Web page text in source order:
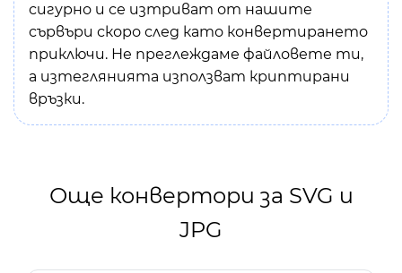
сигурно и се изтриват от нашите
сървъри скоро след като конвертирането
приключи. Не преглеждаме файловете ти,
а изтеглянията използват криптирани
връзки.
Още конвертори за SVG и
JPG